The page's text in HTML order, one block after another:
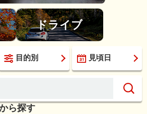
ドライブ
目的別 見頃日
ら探す